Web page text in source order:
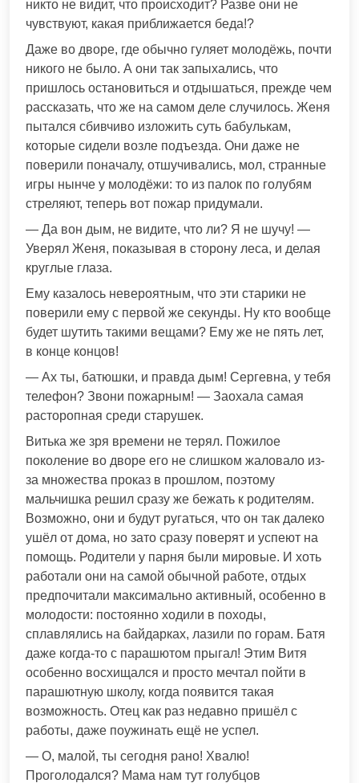
никто не видит, что происходит? Разве они не
чувствуют, какая приближается беда!?
Даже во дворе, где обычно гуляет молодёжь, почти
никого не было. А они так запыхались, что
пришлось остановиться и отдышаться, прежде чем
рассказать, что же на самом деле случилось. Женя
пытался сбивчиво изложить суть бабулькам,
которые сидели возле подъезда. Они даже не
поверили поначалу, отшучивались, мол, странные
игры нынче у молодёжи: то из палок по голубям
стреляют, теперь вот пожар придумали.
— Да вон дым, не видите, что ли? Я не шучу! —
Уверял Женя, показывая в сторону леса, и делая
круглые глаза.
Ему казалось невероятным, что эти старики не
поверили ему с первой же секунды. Ну кто вообще
будет шутить такими вещами? Ему же не пять лет,
в конце концов!
— Ах ты, батюшки, и правда дым! Сергевна, у тебя
телефон? Звони пожарным! — Заохала самая
расторопная среди старушек.
Витька же зря времени не терял. Пожилое
поколение во дворе его не слишком жаловало из-
за множества проказ в прошлом, поэтому
мальчишка решил сразу же бежать к родителям.
Возможно, они и будут ругаться, что он так далеко
ушёл от дома, но зато сразу поверят и успеют на
помощь. Родители у парня были мировые. И хоть
работали они на самой обычной работе, отдых
предпочитали максимально активный, особенно в
молодости: постоянно ходили в походы,
сплавлялись на байдарках, лазили по горам. Батя
даже когда-то с парашютом прыгал! Этим Витя
особенно восхищался и просто мечтал пойти в
парашютную школу, когда появится такая
возможность. Отец как раз недавно пришёл с
работы, даже поужинать ещё не успел.
— О, малой, ты сегодня рано! Хвалю!
Проголодался? Мама нам тут голубцов